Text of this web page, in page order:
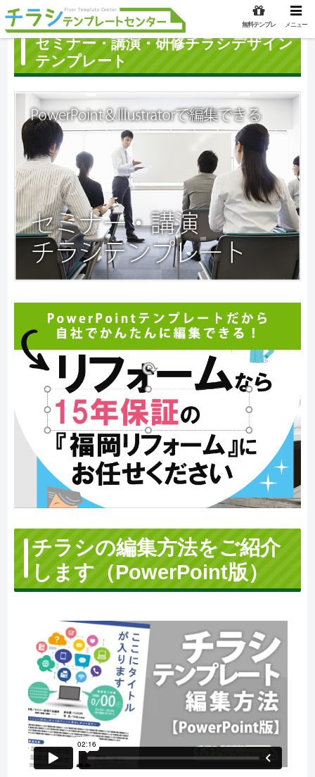
セミナー・講演・研修チラシデザイン
テンプレート
チラシの編集方法をご紹介
します（PowerPoint版）
無料テンプレ メニュー